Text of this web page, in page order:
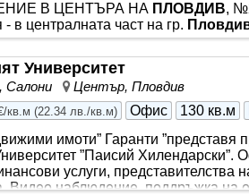
В ЦЕНТЪРА НА ПЛОВДИВ,
в централната част на гр.
центърили езикова школа …
*** *** . 📐 Площ: 80 кв.м.
✔️ входно антре/коридор; ✔️
бокс или склад; ✔️
за клиенти
Университет
Салони
Център, Пловдив
кв.м (22.34 лв./кв.м) Офис 130 кв.м
имоти” Гаранти ”представя
”Паисий Хилендарски”.
услуги, представителства
Видео наблюдение, поддръжка на